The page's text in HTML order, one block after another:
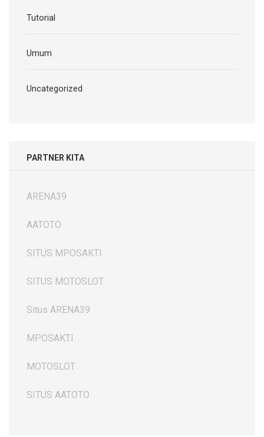
Tutorial
Umum
Uncategorized
PARTNER KITA
ARENA39
AATOTO
SITUS MPOSAKTI
SITUS MOTOSLOT
Situs ARENA39
MPOSAKTI
MOTOSLOT
SITUS AATOTO